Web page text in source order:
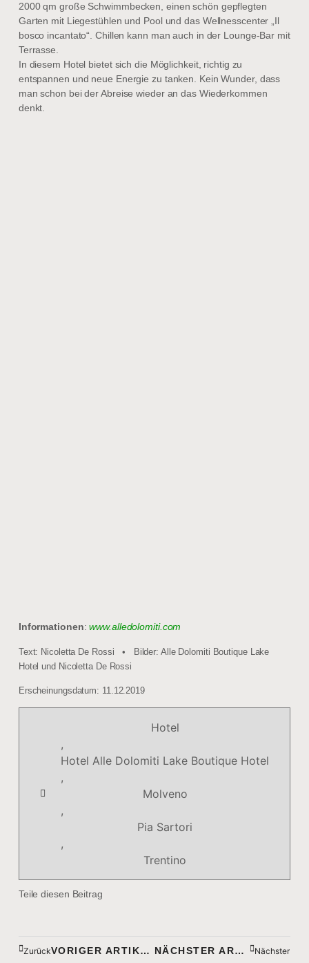
2000 qm große Schwimmbecken, einen schön gepflegten
Garten mit Liegestühlen und Pool und das Wellnesscenter „Il
bosco incantato“. Chillen kann man auch in der Lounge-Bar mit
Terrasse.
In diesem Hotel bietet sich die Möglichkeit, richtig zu
entspannen und neue Energie zu tanken. Kein Wunder, dass
man schon bei der Abreise wieder an das Wiederkommen
denkt.
Informationen:www.alledolomiti.com
Text: Nicoletta De Rossi • Bilder: Alle Dolomiti Boutique Lake
Hotel und Nicoletta De Rossi
Erscheinungsdatum: 11.12.2019
Hotel
,
Hotel Alle Dolomiti Lake Boutique Hotel
,
Molveno
,
Pia Sartori
,
Trentino
Teile diesen Beitrag
Zurück VORIGER ARTIKEL NÄCHSTER ARTIKEL Nächster